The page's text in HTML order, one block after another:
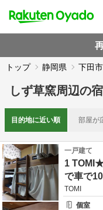
トップ 静岡県 下田市
しず草窯周辺の
目的地に近い順 部屋が
一戸建て
1
で車で
TOMI
個室